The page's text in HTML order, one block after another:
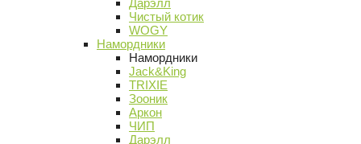
Дарэлл
Чистый котик
WOGY
Намордники
Намордники
Jack&King
TRIXIE
Зооник
Аркон
ЧИП
Дарэлл